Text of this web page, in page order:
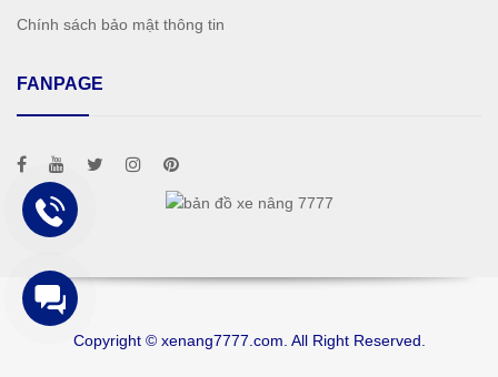
Chính sách bảo mật thông tin
FANPAGE
Copyright © xenang7777.com. All Right Reserved.